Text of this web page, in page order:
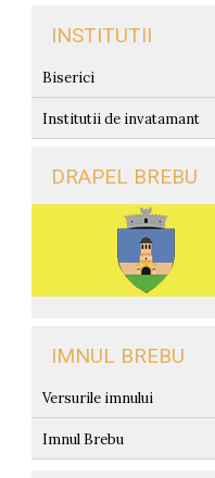
INSTITUTII
Biserici
Institutii de invatamant
DRAPEL BREBU
IMNUL BREBU
Versurile imnului
Imnul Brebu